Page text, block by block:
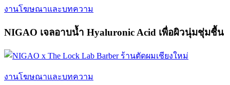
งานโฆษณาและบทความ
NIGAO เจลอาบน้ำ Hyaluronic Acid เพื่อผิวนุ่มชุ่มชื้น
งานโฆษณาและบทความ